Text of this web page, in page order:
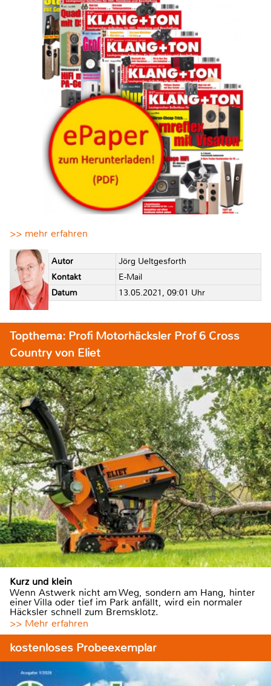
>> mehr erfahren
Autor
Jörg Ueltgesforth
Kontakt
E-Mail
Datum
13.05.2021, 09:01 Uhr
Topthema: Profi Motorhäcksler Prof 6 Cross
Country von Eliet
Kurz und klein
Wenn Astwerk nicht am Weg, sondern am Hang, hinter
einer Villa oder tief im Park anfällt, wird ein normaler
Häcksler schnell zum Bremsklotz.
>> Mehr erfahren
kostenloses Probeexemplar